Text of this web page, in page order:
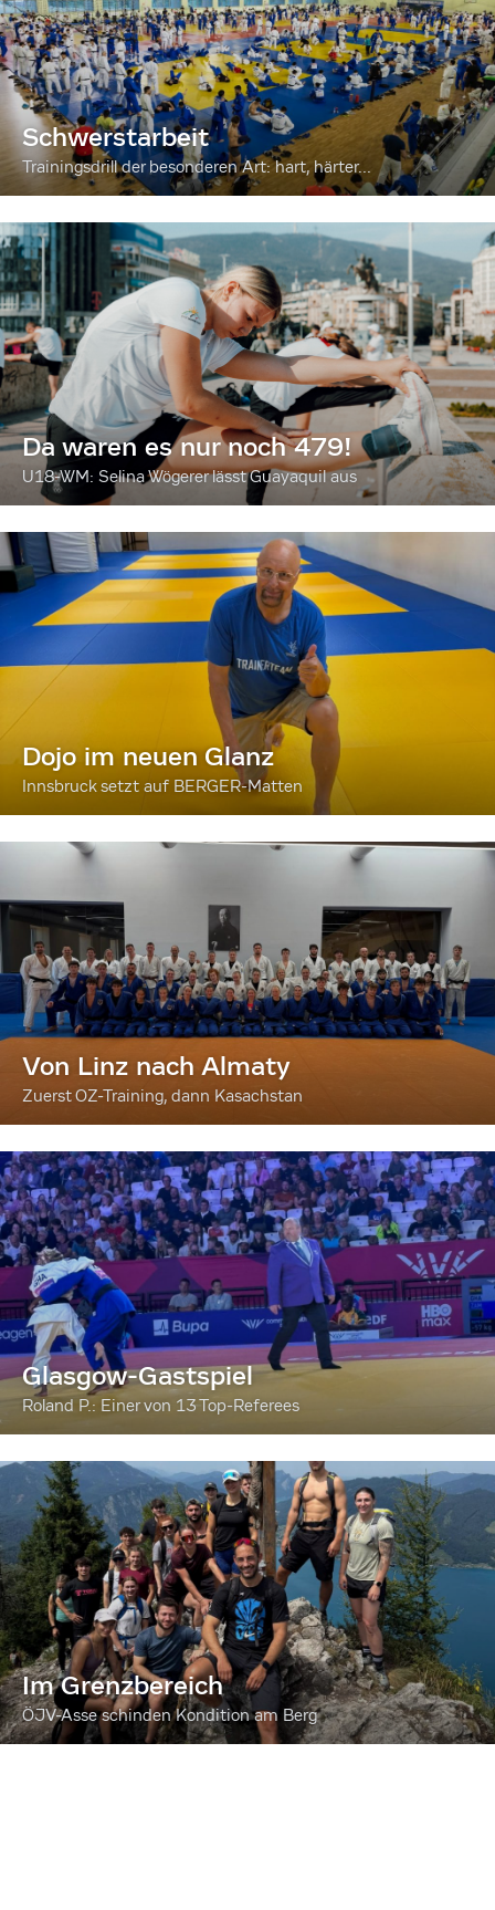
Schwerstarbeit
Trainingsdrill der besonderen Art: hart, härter...
Da waren es nur noch 479!
U18-WM: Selina Wögerer lässt Guayaquil aus
Dojo im neuen Glanz
Innsbruck setzt auf BERGER-Matten
Von Linz nach Almaty
Zuerst OZ-Training, dann Kasachstan
Glasgow-Gastspiel
Roland P.: Einer von 13 Top-Referees
Im Grenzbereich
ÖJV-Asse schinden Kondition am Berg